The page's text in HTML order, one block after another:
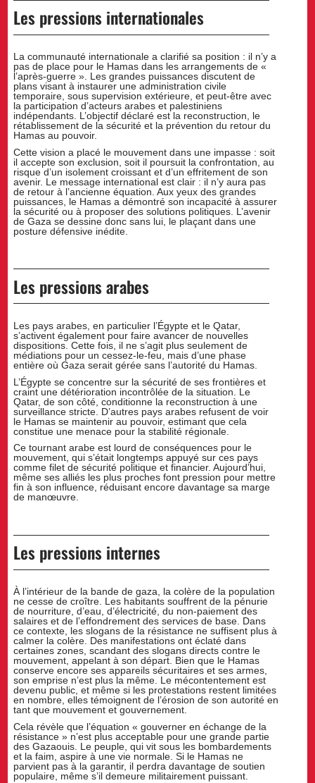
Les pressions internationales
La communauté internationale a clarifié sa position : il n’y a
pas de place pour le Hamas dans les arrangements de «
l’après-guerre ». Les grandes puissances discutent de
plans visant à instaurer une administration civile
temporaire, sous supervision extérieure, et peut-être avec
la participation d’acteurs arabes et palestiniens
indépendants. L’objectif déclaré est la reconstruction, le
rétablissement de la sécurité et la prévention du retour du
Hamas au pouvoir.
Cette vision a placé le mouvement dans une impasse : soit
il accepte son exclusion, soit il poursuit la confrontation, au
risque d’un isolement croissant et d’un effritement de son
avenir. Le message international est clair : il n’y aura pas
de retour à l’ancienne équation. Aux yeux des grandes
puissances, le Hamas a démontré son incapacité à assurer
la sécurité ou à proposer des solutions politiques. L’avenir
de Gaza se dessine donc sans lui, le plaçant dans une
posture défensive inédite.
Les pressions arabes
Les pays arabes, en particulier l’Égypte et le Qatar,
s’activent également pour faire avancer de nouvelles
dispositions. Cette fois, il ne s’agit plus seulement de
médiations pour un cessez-le-feu, mais d’une phase
entière où Gaza serait gérée sans l’autorité du Hamas.
L’Égypte se concentre sur la sécurité de ses frontières et
craint une détérioration incontrôlée de la situation. Le
Qatar, de son côté, conditionne la reconstruction à une
surveillance stricte. D’autres pays arabes refusent de voir
le Hamas se maintenir au pouvoir, estimant que cela
constitue une menace pour la stabilité régionale.
Ce tournant arabe est lourd de conséquences pour le
mouvement, qui s’était longtemps appuyé sur ces pays
comme filet de sécurité politique et financier. Aujourd’hui,
même ses alliés les plus proches font pression pour mettre
fin à son influence, réduisant encore davantage sa marge
de manœuvre.
Les pressions internes
À l’intérieur de la bande de gaza, la colère de la population
ne cesse de croître. Les habitants souffrent de la pénurie
de nourriture, d’eau, d’électricité, du non-paiement des
salaires et de l’effondrement des services de base. Dans
ce contexte, les slogans de la résistance ne suffisent plus à
calmer la colère. Des manifestations ont éclaté dans
certaines zones, scandant des slogans directs contre le
mouvement, appelant à son départ. Bien que le Hamas
conserve encore ses appareils sécuritaires et ses armes,
son emprise n’est plus la même. Le mécontentement est
devenu public, et même si les protestations restent limitées
en nombre, elles témoignent de l’érosion de son autorité en
tant que mouvement et gouvernement.
Cela révèle que l’équation « gouverner en échange de la
résistance » n’est plus acceptable pour une grande partie
des Gazaouis. Le peuple, qui vit sous les bombardements
et la faim, aspire à une vie normale. Si le Hamas ne
parvient pas à la garantir, il perdra davantage de soutien
populaire, même s’il demeure militairement puissant.